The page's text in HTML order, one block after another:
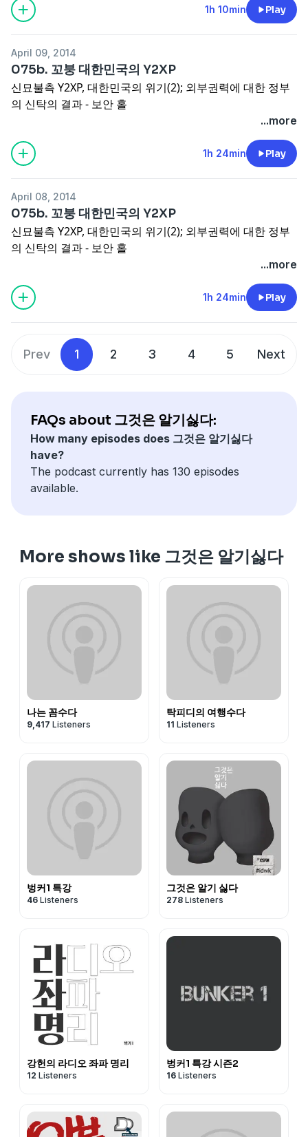
1h 10min Play
April 09, 2014
075b. 꼬붕 대한민국의 Y2XP
신묘불측 Y2XP, 대한민국의 위기(2); 외부권력에 대한 정부
의 신탁의 결과 - 보안 홀
...more
1h 24min Play
April 08, 2014
075b. 꼬붕 대한민국의 Y2XP
신묘불측 Y2XP, 대한민국의 위기(2); 외부권력에 대한 정부
의 신탁의 결과 - 보안 홀
...more
1h 24min Play
Prev 1 2 3 4 5 Next
FAQs about 그것은 알기싫다:
How many episodes does 그것은 알기싫다
have?
The podcast currently has 130 episodes
available.
More shows like 그것은 알기싫다
나는 꼼수다
9,417 Listeners
탁피디의 여행수다
11 Listeners
벙커1 특강
46 Listeners
그것은 알기 싫다
278 Listeners
강헌의 라디오 좌파 명리
12 Listeners
벙커1 특강 시즌2
16 Listeners